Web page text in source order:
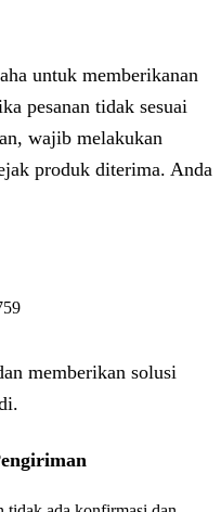
untuk memberikanan
pesanan tidak sesuai
wajib melakukan
produk diterima. Anda
memberikan solusi